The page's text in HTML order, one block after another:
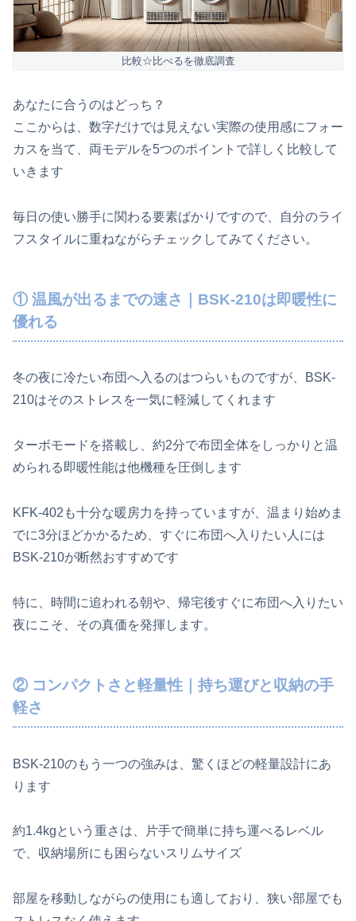
比較☆比べるを徹底調査
あなたに合うのはどっち？
ここからは、数字だけでは見えない実際の使用感にフォー
カスを当て、両モデルを5つのポイントで詳しく比較して
いきます
毎日の使い勝手に関わる要素ばかりですので、自分のライ
フスタイルに重ねながらチェックしてみてください。
① 温風が出るまでの速さ｜BSK-210は即暖性に
優れる
冬の夜に冷たい布団へ入るのはつらいものですが、BSK-
210はそのストレスを一気に軽減してくれます
ターボモードを搭載し、約2分で布団全体をしっかりと温
められる即暖性能は他機種を圧倒します
KFK-402も十分な暖房力を持っていますが、温まり始めま
でに3分ほどかかるため、すぐに布団へ入りたい人には
BSK-210が断然おすすめです
特に、時間に追われる朝や、帰宅後すぐに布団へ入りたい
夜にこそ、その真価を発揮します。
② コンパクトさと軽量性｜持ち運びと収納の手
軽さ
BSK-210のもう一つの強みは、驚くほどの軽量設計にあ
ります
約1.4kgという重さは、片手で簡単に持ち運べるレベル
で、収納場所にも困らないスリムサイズ
部屋を移動しながらの使用にも適しており、狭い部屋でも